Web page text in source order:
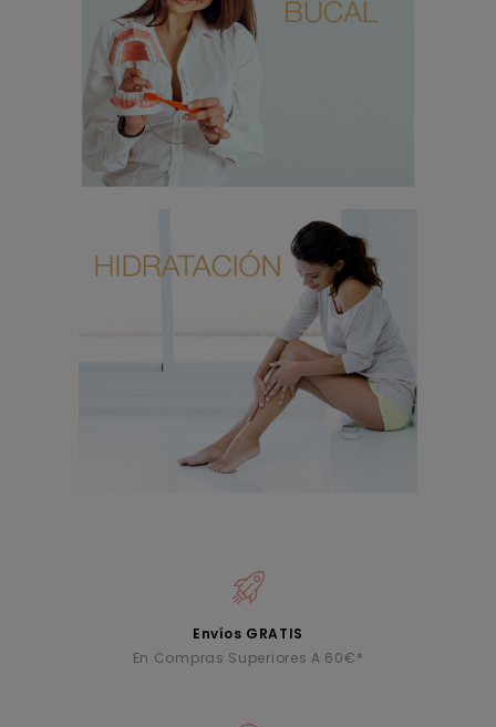
Envíos GRATIS
En Compras Superiores A 60€*